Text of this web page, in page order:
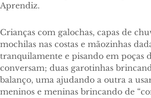
Aprendiz.
Crianças com galochas, capas de
mochilas nas costas e mãozinhas
tranquilamente e pisando em poças
conversam; duas garotinhas
balanço, uma ajudando a outra a
meninos e meninas brincando de